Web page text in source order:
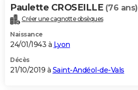
Paulette CROSEILLE (76 ans)
Créer une cagnotte obsèques
Naissance
24/01/1943 à Lyon
Décès
21/10/2019 à Saint-Andéol-de-Vals